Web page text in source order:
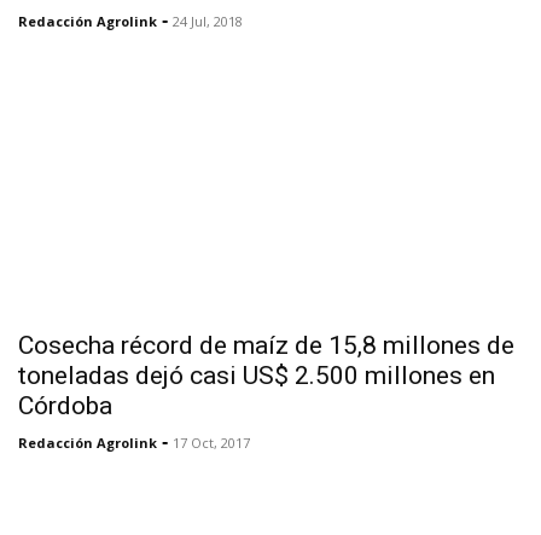
Redacción Agrolink - 24 Jul, 2018
Cosecha récord de maíz de 15,8 millones de
toneladas dejó casi US$ 2.500 millones en
Córdoba
Redacción Agrolink - 17 Oct, 2017